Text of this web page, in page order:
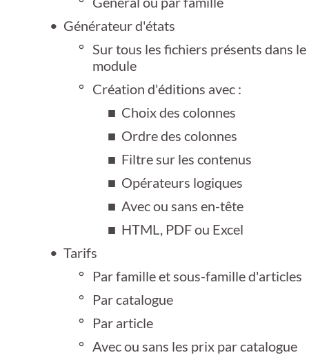
Générateur d'états
Sur tous les fichiers présents dans le
module
Création d'éditions avec :
Choix des colonnes
Ordre des colonnes
Filtre sur les contenus
Opérateurs logiques
Avec ou sans en-tête
HTML, PDF ou Excel
Tarifs
Par famille et sous-famille d'articles
Par catalogue
Par article
Avec ou sans les prix par catalogue